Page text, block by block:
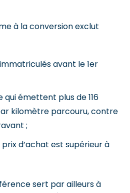
à la conversion exclut
avant le 1er
qui émettent plus de 116
kilomètre parcouru, contre
;
d’achat est supérieur à
sert par ailleurs à